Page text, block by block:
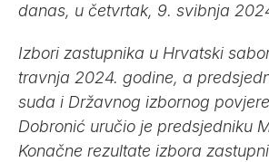
danas, u četvrtak, 9. svibnja
Izbori zastupnika u Hrvatski
travnja 2024. godine, a
suda i Državnog izbornog
Dobronić uručio je predsjedniku
Konačne rezultate izbora